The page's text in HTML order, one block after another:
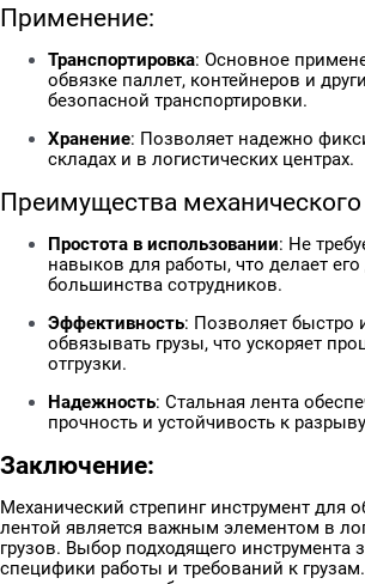
Применение:
Транспортировка: Основное
обвязке паллет, контейнеров и
безопасной транспортировки.
Хранение: Позволяет надежно
складах и в логистических центрах.
Преимущества
Простота в использовании: Не
навыков для работы, что делает
большинства сотрудников.
Эффективность: Позволяет быстро
обвязывать грузы, что ускоряет
отгрузки.
Надежность: Стальная лента
прочность и устойчивость к
Заключение:
Механический стрепинг инструмент для
лентой является важным элементом в
грузов. Выбор подходящего инструмента
специфики работы и требований к